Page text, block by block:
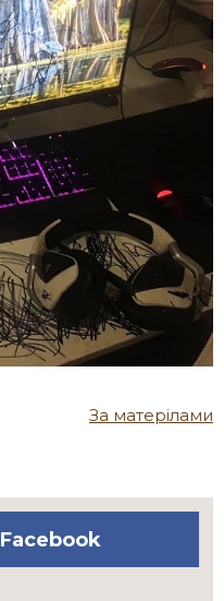
За матерілами
Facebook